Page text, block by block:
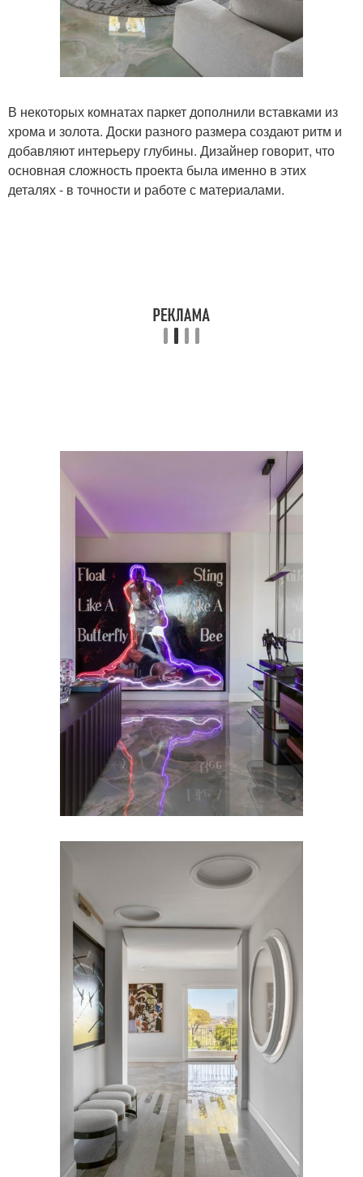
В некоторых комнатах паркет дополнили вставками из
хрома и золота. Доски разного размера создают ритм и
добавляют интерьеру глубины. Дизайнер говорит, что
основная сложность проекта была именно в этих
деталях - в точности и работе с материалами.